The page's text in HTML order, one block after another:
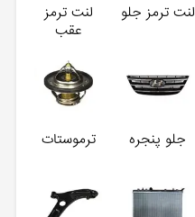
لنت ترمز جلو
لنت ترمز
عقب
جلو پنجره ترموستات